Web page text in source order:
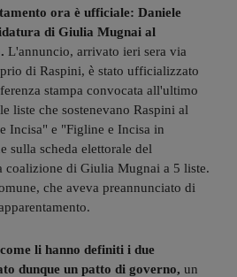
ora è ufficiale: Daniele
di Giulia Mugnai al
L'annuncio, arrivato ieri sera via
di Raspini, è stato ufficializzato
stampa convocata all'ultimo
liste che sostenevano Raspini al
Incisa" e "Figline e Incisa in
sulla scheda elettorale del
coalizione di Giulia Mugnai a 5 liste.
che aveva preannunciato di
li hanno definiti i due
dunque un patto di governo, un